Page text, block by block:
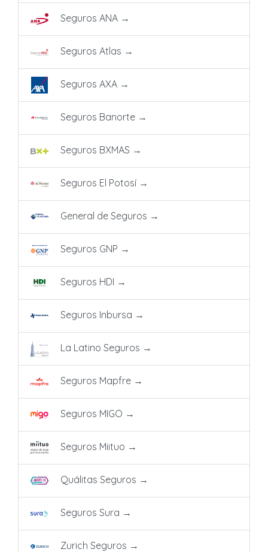
Seguros ANA →
Seguros Atlas →
Seguros AXA →
Seguros Banorte →
Seguros BXMAS →
Seguros El Potosí →
General de Seguros →
Seguros GNP →
Seguros HDI →
Seguros Inbursa →
La Latino Seguros →
Seguros Mapfre →
Seguros MIGO →
Seguros Miituo →
Quálitas Seguros →
Seguros Sura →
Zurich Seguros →